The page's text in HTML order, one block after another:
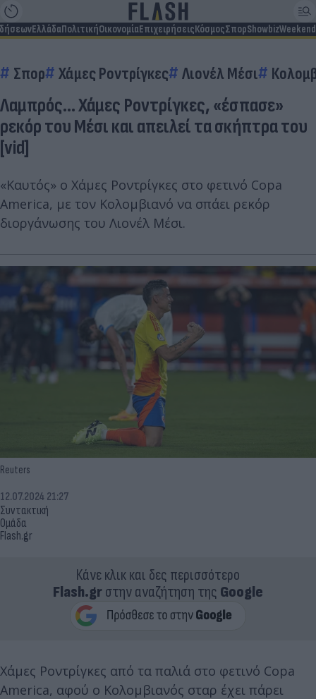
ΕλλάδαΠολιτικήΟικονομίαΕπιχειρήσειςΚόσμοςΣπορShowbizWeekend
Σπορ Χάμες Ροντρίγκες Λιονέλ Μέσι
Λαμπρός... Χάμες Ροντρίγκες, «έσπασε»
ρεκόρ του Μέσι και απειλεί τα σκήπτρα του
[vid]
«Καυτός» ο Χάμες Ροντρίγκες στο φετινό Copa
America, με τον Κολομβιανό να σπάει ρεκόρ
διοργάνωσης του Λιονέλ Μέσι.
Reuters
Συντακτική
Ομάδα
Flash.gr
12.07.2024 21:27
Κάνε κλικ και δες περισσότερο
Flash.grστην αναζήτηση της Google
Χάμες Ροντρίγκες από τα παλιά στο φετινό Copa
America, αφού ο Κολομβιανός σταρ έχει πάρει